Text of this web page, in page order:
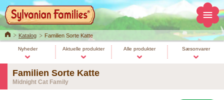
HomeKatalog Familien Sorte Katte
Nyheder Aktuelle produkter Alle produkter Sæsonvarer
Familien Sorte Katte
Midnight Cat Family